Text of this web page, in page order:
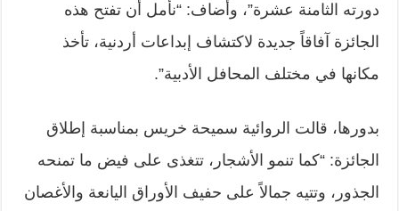
دورته الثامنة عشرة”، وأضاف: “نأمل أن تفتح هذه
الجائزة آفاقاً جديدة لاكتشاف إبداعات أردنية، تأخذ
مكانها في مختلف المحافل الأدبية”.
بدورها، قالت الروائية سميحة خريس بمناسبة إطلاق
الجائزة: “كما تنمو الأشجار، تتغذى على فيض ما تمنحه
الجذور، وتتيه جمالاً على حفيف الأوراق اليانعة والأغصان